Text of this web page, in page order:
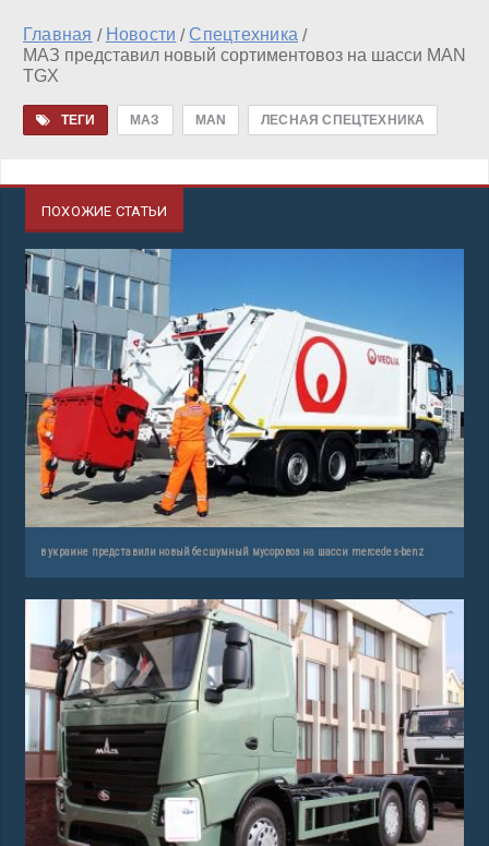
Главная / Новости / Спецтехника /
МАЗ представил новый сортиментовоз на шасси MAN
TGX
ТЕГИ МАЗ MAN ЛЕСНАЯ СПЕЦТЕХНИКА
ПОХОЖИЕ СТАТЬИ
в украине представили новый бесшумный мусоровоз на шасси mercedes-benz